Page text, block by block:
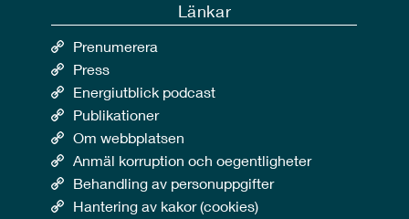
Länkar
Prenumerera
Press
Energiutblick podcast
Publikationer
Om webbplatsen
Anmäl korruption och oegentligheter
Behandling av personuppgifter
Hantering av kakor (cookies)